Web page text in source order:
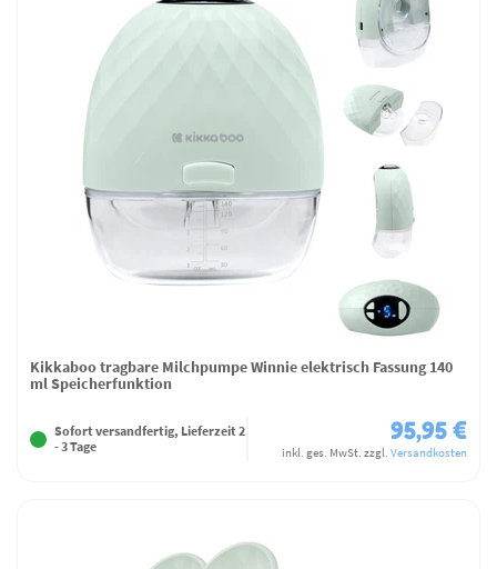
Kikkaboo tragbare Milchpumpe Winnie elektrisch Fassung 140
ml Speicherfunktion
Sofort versandfertig, Lieferzeit 2
- 3 Tage
95,95 €
inkl. ges. MwSt. zzgl. Versandkosten